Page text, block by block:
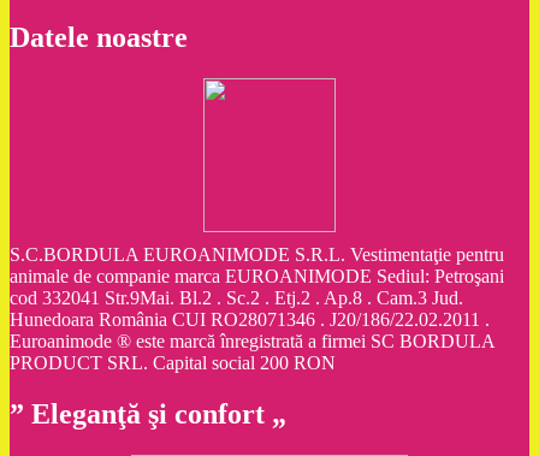
Datele noastre
S.C.BORDULA EUROANIMODE S.R.L. Vestimentaţie pentru
animale de companie marca EUROANIMODE Sediul: Petroşani
cod 332041 Str.9Mai. Bl.2 . Sc.2 . Etj.2 . Ap.8 . Cam.3 Jud.
Hunedoara România CUI RO28071346 . J20/186/22.02.2011 .
Euroanimode ® este marcă înregistrată a firmei SC BORDULA
PRODUCT SRL. Capital social 200 RON
” Eleganţă şi confort „